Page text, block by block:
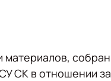
материалов,
СК в отношении